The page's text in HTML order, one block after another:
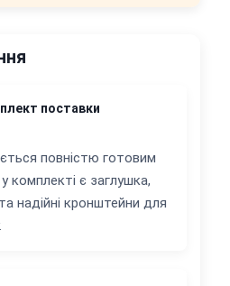
поставки
повністю готовим
комплекті є заглушка,
надійні кронштейни для